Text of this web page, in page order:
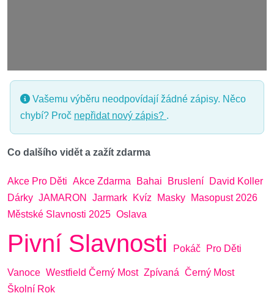
Vašemu výběru neodpovídají žádné zápisy. Něco
chybí? Proč nepřidat nový zápis? .
Co dalšího vidět a zažít zdarma
Akce Pro Děti Akce Zdarma Bahai Bruslení
David Koller
Dárky JAMARON Jarmark Kvíz Masky
Masopust 2026
Městské Slavnosti 2025 Oslava
Pivní Slavnosti Pokáč Pro Děti
Vanoce Westfield Černý Most Zpívaná Černý Most
Školní Rok